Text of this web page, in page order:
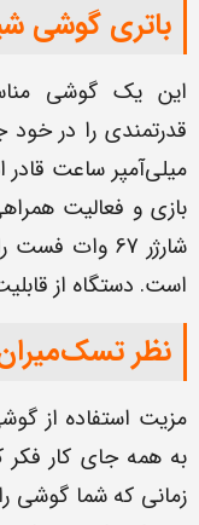
باتری گوشی شیائومی
این یک گوشی
میلی‌آمپر ساعت
بازی و فعالیت
شارژر 67 وات
است. دستگاه از قابلیت وایرلس 50 وات
نظر
مزیت استفاده از
به همه جای کار فکر
زمانی که شما گوشی